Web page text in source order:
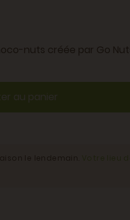
nuts créée par Go
au panier